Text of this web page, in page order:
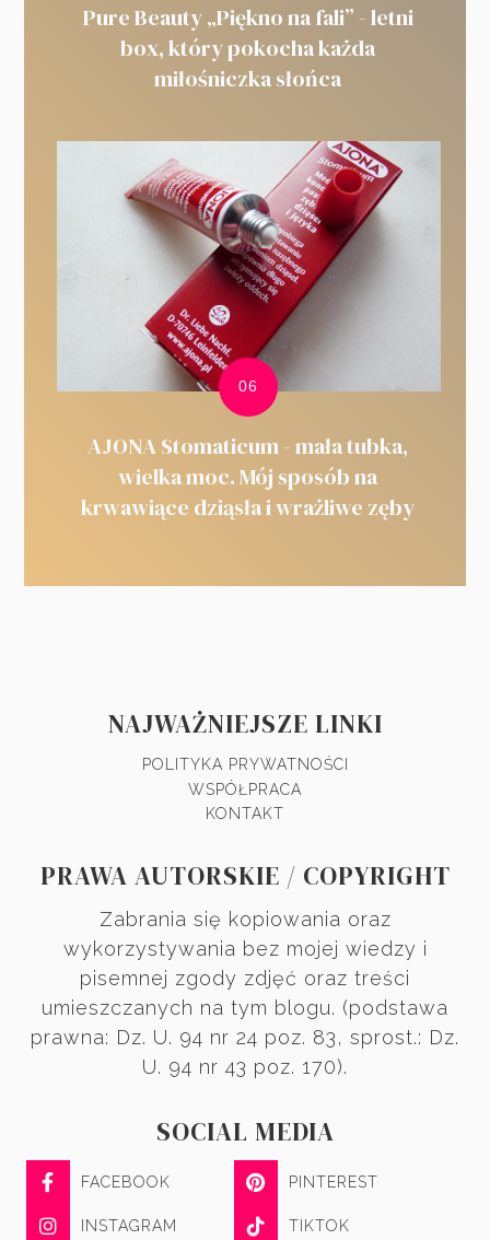
Pure Beauty „Piękno na fali” - letni
box, który pokocha każda
miłośniczka słońca
AJONA Stomaticum - mała tubka,
wielka moc. Mój sposób na
krwawiące dziąsła i wrażliwe zęby
NAJWAŻNIEJSZE LINKI
POLITYKA PRYWATNOŚCI
WSPÓŁPRACA
KONTAKT
PRAWA AUTORSKIE / COPYRIGHT
Zabrania się kopiowania oraz
wykorzystywania bez mojej wiedzy i
pisemnej zgody zdjęć oraz treści
umieszczanych na tym blogu. (podstawa
prawna: Dz. U. 94 nr 24 poz. 83, sprost.: Dz.
U. 94 nr 43 poz. 170).
SOCIAL MEDIA
FACEBOOK PINTEREST
INSTAGRAM TIKTOK